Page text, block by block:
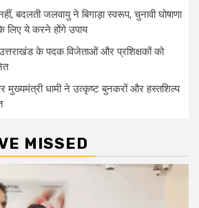
बदलती जलवायु ने बिगाड़ा स्वरूप, चुनावी घोषाणा
लिए ये करने होंगे उपाय
के पदक विजेताओं और प्रशिक्षकों को
मुख्यमंत्री धामी ने उत्कृष्ट बुनकरों और हस्तशिल्प
MISSED